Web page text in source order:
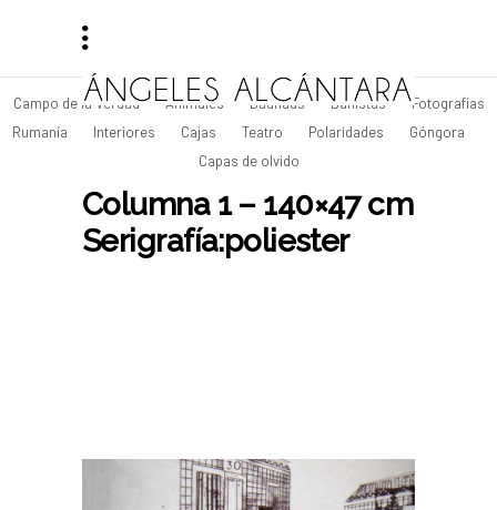
Campo de la Verdad Animales Bauhaus Bañistas
Fotografías
Rumanía
Interiores Cajas Teatro Polaridades
Góngora
Capas de olvido
Columna 1 – 140×47 cm
Serigrafía:poliester